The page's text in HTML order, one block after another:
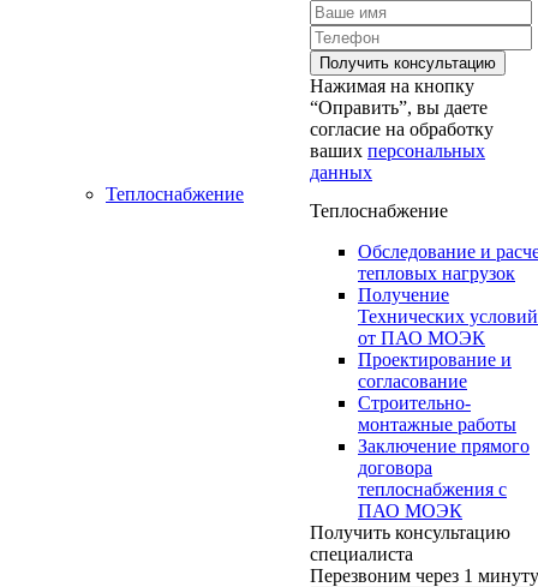
Нажимая на кнопку
“Оправить”, вы даете
согласие на обработку
ваших персональных
данных
Теплоснабжение
Теплоснабжение
Обследование и
тепловых нагрузок
Получение
Технических условий
от ПАО МОЭК
Проектирование и
согласование
Строительно-
монтажные работы
Заключение прямого
договора
теплоснабжения с
ПАО МОЭК
Получить консультацию
специалиста
Перезвоним через 1 минуту